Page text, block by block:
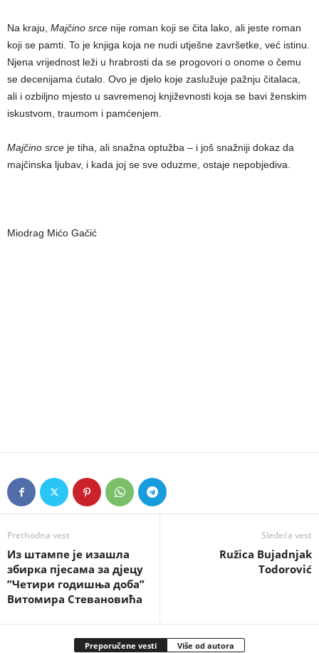
Na kraju, Majčino srce nije roman koji se čita lako, ali jeste roman
koji se pamti. To je knjiga koja ne nudi utješne završetke, već istinu.
Njena vrijednost leži u hrabrosti da se progovori o onome o čemu
se decenijama ćutalo. Ovo je djelo koje zaslužuje pažnju čitalaca,
ali i ozbiljno mjesto u savremenoj književnosti koja se bavi ženskim
iskustvom, traumom i pamćenjem.
Majčino srce je tiha, ali snažna optužba – i još snažniji dokaz da
majčinska ljubav, i kada joj se sve oduzme, ostaje nepobjediva.
Miodrag Mićo Gačić
Prethodna vest
Из штампе је изашла
збирка пјесама за дјецу
”Четири годишња доба”
Витомира Стевановића
Sledeća vest
Ružica Bujadnjak
Todorović
Preporučene vesti Više od autora